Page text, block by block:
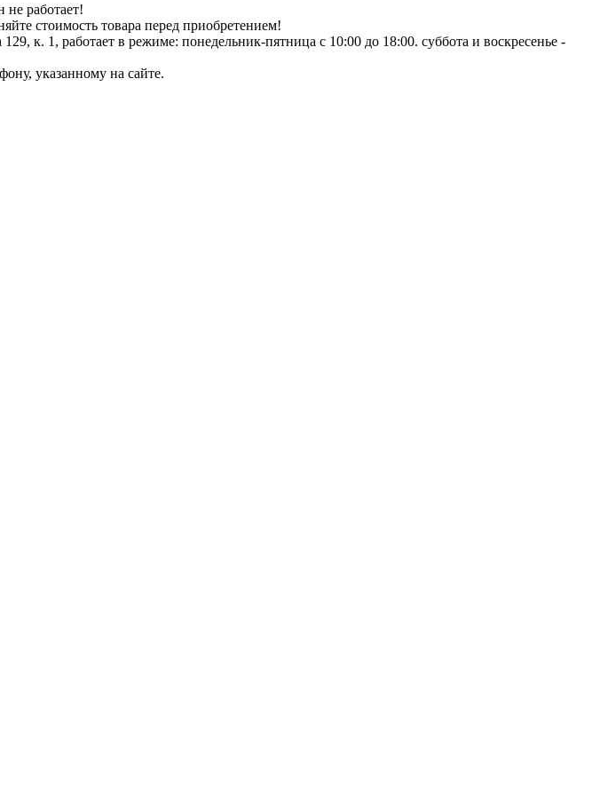
работает!
стоимость товара перед приобретением!
работает в режиме: понедельник-пятница с 10:00 до 18:00. суббота и воскресенье -
указанному на сайте.